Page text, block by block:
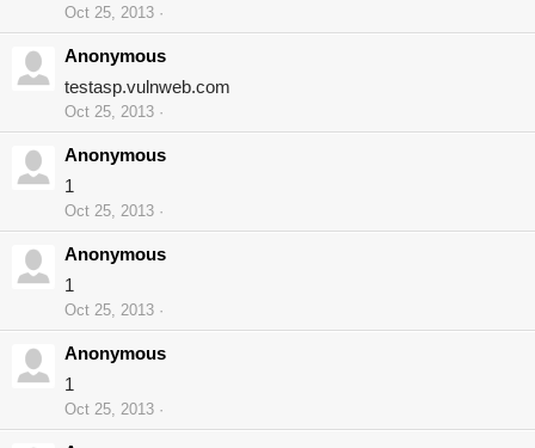
Oct 25, 2013
Anonymous
testasp.vulnweb.com
Oct 25, 2013
Anonymous
1
Oct 25, 2013
Anonymous
1
Oct 25, 2013
Anonymous
1
Oct 25, 2013